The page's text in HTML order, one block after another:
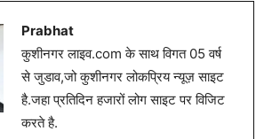
Prabhat
कुशीनगर लाइव.com के साथ विगत 05 वर्ष
से जुडाव,जो कुशीनगर लोकप्रिय न्यूज़ साइट
है.जहा प्रतिदिन हजारों लोग साइट पर विजिट
करते है.